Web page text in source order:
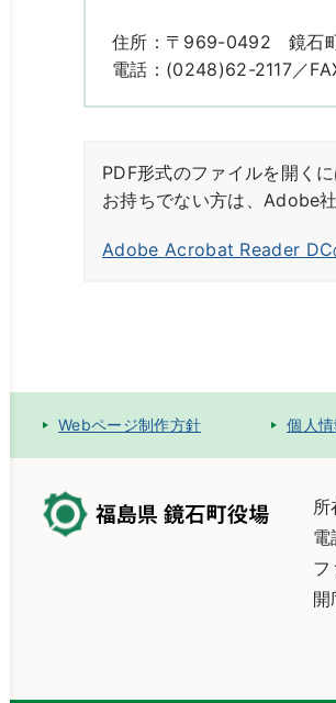
住所：〒969-0492 鏡石
電話：(0248)62-2117／
PDF形式のファイルを開く
お持ちでない方は、Adobe
Adobe Acrobat Reader DC
Webページ制作方針 個人
所
電
フ
開